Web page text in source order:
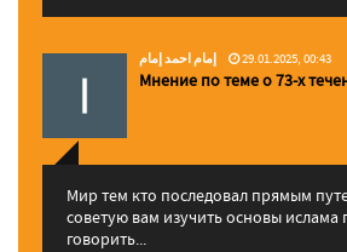
إمام احمد إمام 29.01.2025, 00:43
Мнение по теме о 73-х
Мир тем кто последовал прямым
советую вам изучить основы ислама
говорить...